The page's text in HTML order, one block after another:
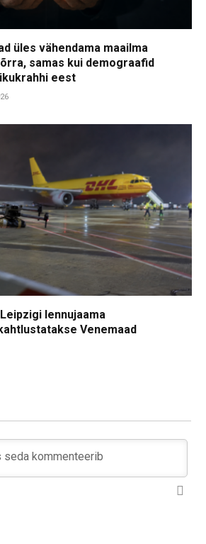
üles vähendama maailma
samas kui demograafid
eest
lennujaama
Venemaad